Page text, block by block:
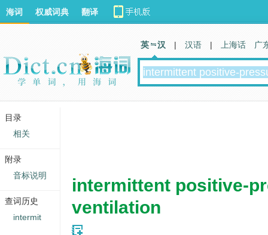
intermittent positive-
ventilation
海词 权威词典 翻译
英 汉 | 汉语 | 上海话 广
目录
相关
附录
音标说明
查词历史
intermit